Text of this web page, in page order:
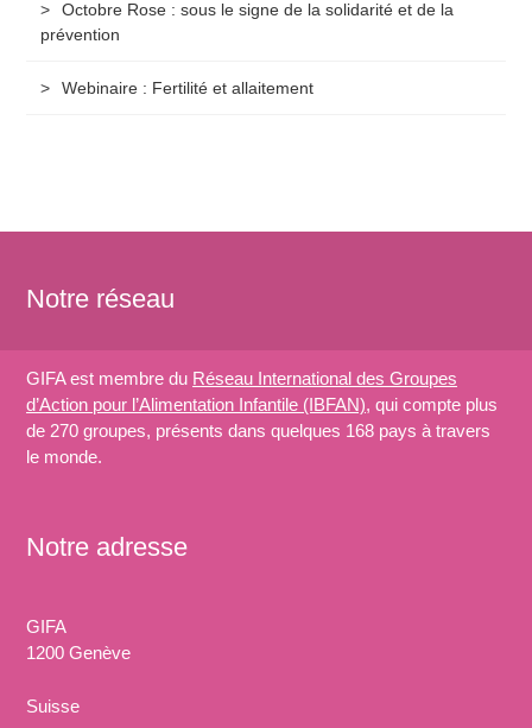
Octobre Rose : sous le signe de la solidarité et de la
prévention
Webinaire : Fertilité et allaitement
Notre réseau
GIFA est membre du Réseau International des Groupes
d’Action pour l’Alimentation Infantile (IBFAN), qui compte plus
de 270 groupes, présents dans quelques 168 pays à travers
le monde.
Notre adresse
GIFA
1200 Genève
Suisse